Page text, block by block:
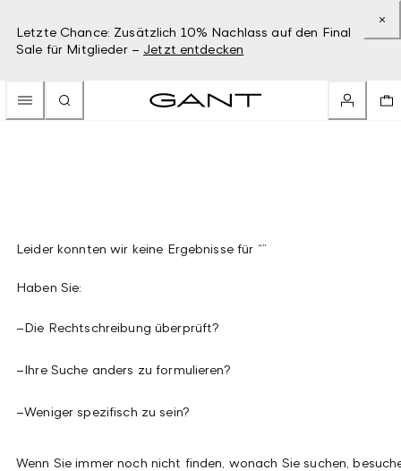
Letzte Chance: Zusätzlich 10% Nachlass auf den Final
Sale für Mitglieder – Jetzt entdecken
Leider konnten wir keine Ergebnisse für “”
Haben Sie:
–Die Rechtschreibung überprüft?
–Ihre Suche anders zu formulieren?
–Weniger spezifisch zu sein?
Wenn Sie immer noch nicht finden, wonach Sie suchen,